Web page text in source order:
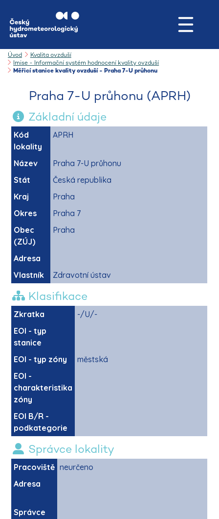
Úvod
Kvalita ovzduší
Imise - Informační systém hodnocení kvality ovzduší
Měřicí stanice kvality ovzduší - Praha 7-U průhonu
Praha 7-U průhonu (APRH)
Základní údaje
Kód
lokality
APRH
Název
Praha 7-U průhonu
Stát
Česká republika
Kraj
Praha
Okres
Praha 7
Obec
(ZÚJ)
Praha
Adresa
Vlastník
Zdravotní ústav
Klasifikace
Zkratka
-/U/-
EOI - typ
stanice
EOI - typ zóny
městská
EOI -
charakteristika
zóny
EOI B/R -
podkategorie
Správce lokality
Pracoviště neurčeno
Adresa
Správce